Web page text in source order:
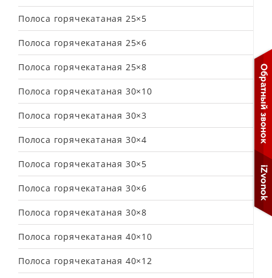
Полоса горячекатаная 25×5
Полоса горячекатаная 25×6
Полоса горячекатаная 25×8
Полоса горячекатаная 30×10
Полоса горячекатаная 30×3
Полоса горячекатаная 30×4
Полоса горячекатаная 30×5
Полоса горячекатаная 30×6
Полоса горячекатаная 30×8
Полоса горячекатаная 40×10
Полоса горячекатаная 40×12